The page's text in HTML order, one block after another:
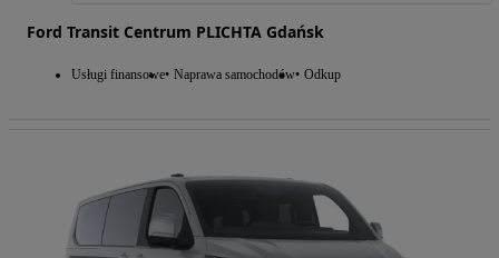
Ford Transit Centrum PLICHTA Gdańsk
Usługi finansowe Naprawa samochodów Odkup